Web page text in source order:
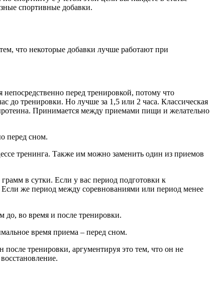
спортивные добавки.
что некоторые добавки лучше работают при
перед тренировкой, потому что
до тренировки. Но лучше за 1,5 или 2 часа. Классическая
Принимается между приемами пищи и желательно
перед сном.
тренинга. Также им можно заменить один из приемов
в сутки. Если у вас период подготовки к
же период между соревнованиями или период менее
во время и после тренировки.
время приема – перед сном.
тренировки, аргументируя это тем, что он не